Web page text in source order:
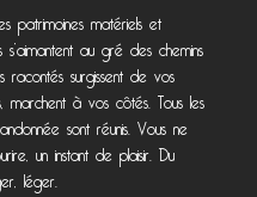
patrimoines matériels et
s’aimantent au gré des chemins
surgissent de vos
à vos côtés. Tous les
sont réunis. Vous ne
un instant de plaisir. Du
léger.